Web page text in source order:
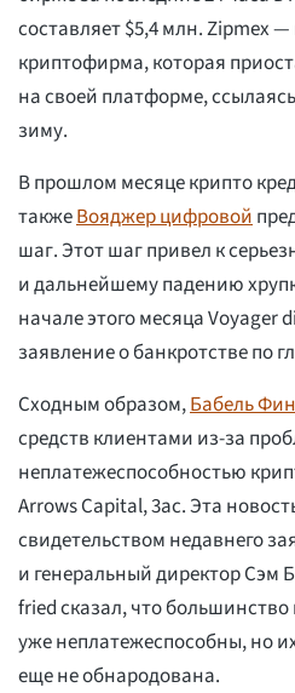
составляет $5,4 млн. Zipmex
криптофирма, которая
на своей платформе,
зиму.
В прошлом месяце крипто
такжеВояджер цифровой
шаг. Этот шаг привел к
и дальнейшему падению
начале этого месяца Voyager
заявление о банкротстве по
Сходным образом,Бабель
средств клиентами из-за
неплатежеспособностью
Arrows Capital, 3ac. Эта
свидетельством недавнего
и генеральный директор Сэм
fried сказал, что
уже неплатежеспособны, но
еще не обнародована.